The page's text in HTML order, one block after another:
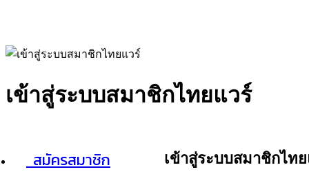
เข้าสู่ระบบสมาชิกไทยแวร์
สมัครสมาชิก
เข้าสู่ระบบสมาชิกไท